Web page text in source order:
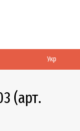
Укр
(арт.